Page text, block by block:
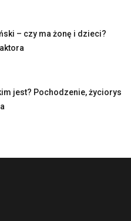
– czy ma żonę i dzieci?
jest? Pochodzenie, życiorys